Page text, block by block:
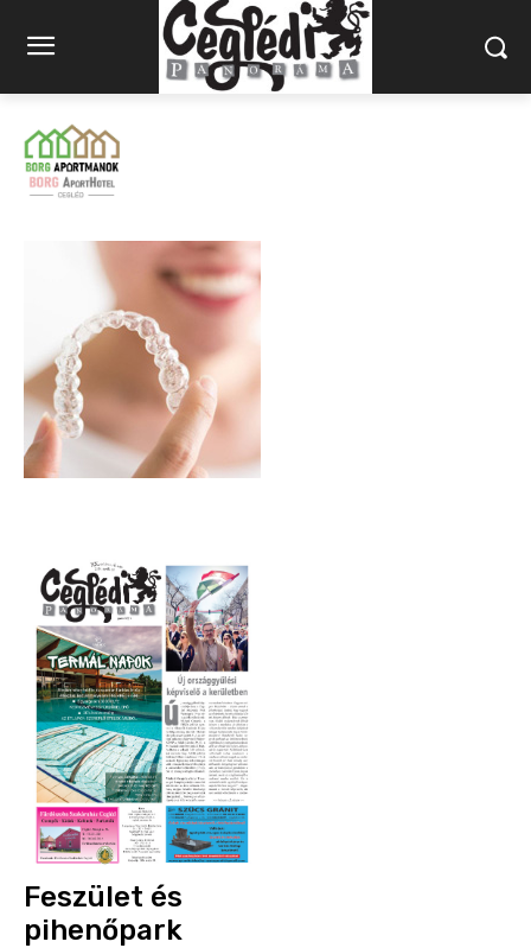
Feszület és
pihenőpark